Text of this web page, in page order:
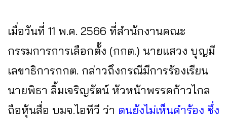
เมื่อวันที่ 11 พ.ค. 2566 ที่สำนักงานคณะ
กรรมการการเลือกตั้ง (กกต.) นายแสวง บุญมี
เลขาธิการกกต. กล่าวถึงกรณีมีการร้องเรียน
นายพิธา ลิ้มเจริญรัตน์ หัวหน้าพรรคก้าวไกล
ถือหุ้นสื่อ บมจ.ไอทีวี ว่า ตนยังไม่เห็นคำร้อง ซึ่ง